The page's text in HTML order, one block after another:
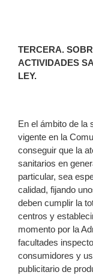
TERCERA.
ACTIVIDADES
LEY.
En el ámbito de la
vigente en la
conseguir que la
sanitarios en
particular, sea
calidad, fijando
deben cumplir la
centros y
momento por la
facultades
consumidores y
publicitario de